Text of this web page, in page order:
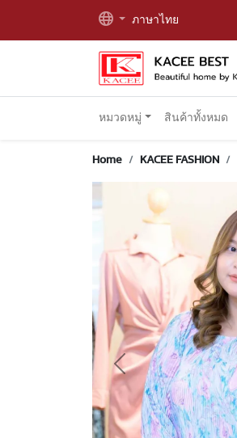
ภาษาไทย
หมวดหมู่ สินค้าทั้งหมด
Home KACEE FASHION
Previous